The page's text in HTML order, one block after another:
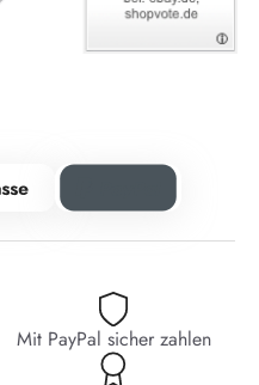
Mit PayPal sicher zahlen